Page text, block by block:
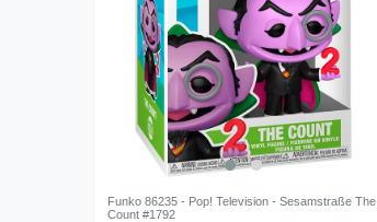
Funko 86235 - Pop! Television - Sesamstraße The
Count #1792